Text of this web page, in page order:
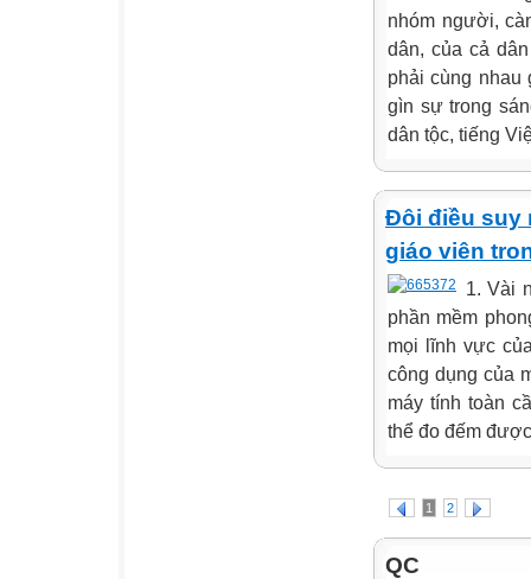
nhóm người,
dân, của cả
phải cùng nhau
gìn sự trong
dân tộc, tiếng
Đôi điều suy
giáo viên
1. Vài
phần mềm
mọi lĩnh vực
công dụng của
máy tính toàn
thể đo đếm
1 2
QC